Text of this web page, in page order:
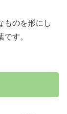
ものを形にし
す。